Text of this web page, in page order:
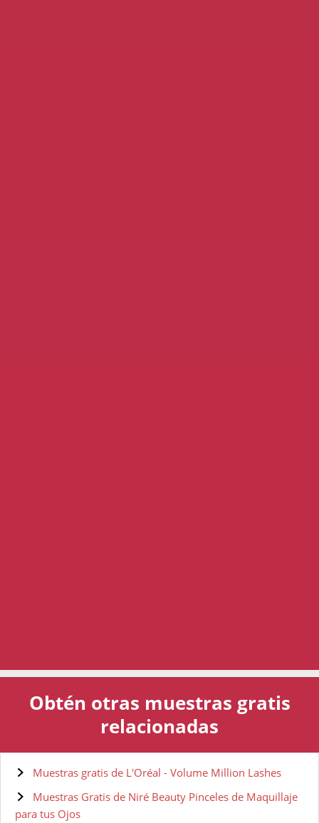
Obtén otras muestras gratis
relacionadas
Muestras gratis de L'Oréal - Volume Million Lashes
Muestras Gratis de Niré Beauty Pinceles de Maquillaje
para tus Ojos